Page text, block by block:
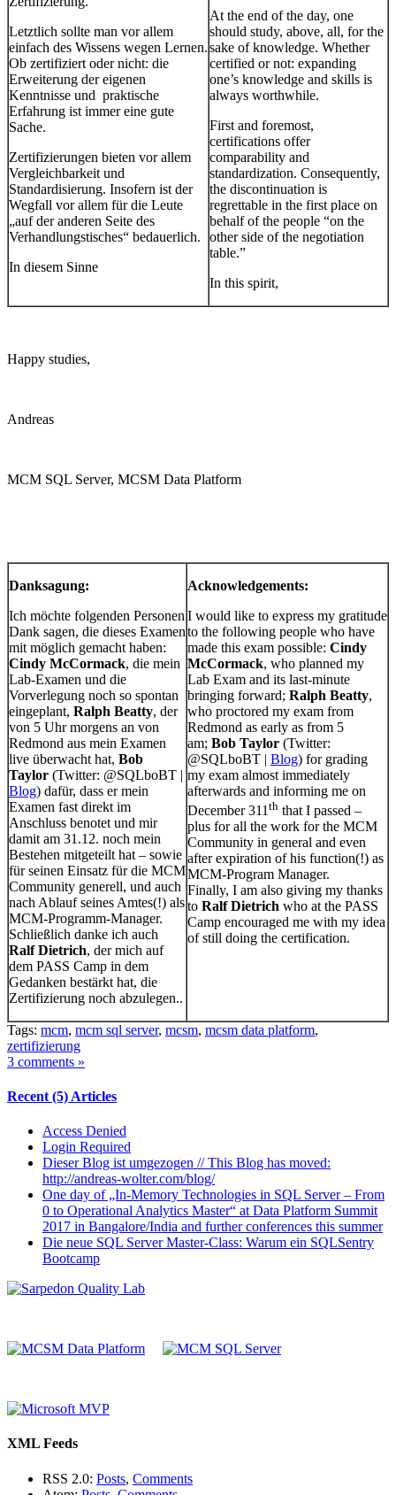
Letztlich sollte man vor allem
einfach des Wissens wegen Lernen.
Ob zertifiziert oder nicht: die
Erweiterung der eigenen
Kenntnisse und praktische
Erfahrung ist immer eine gute
Sache.
Zertifizierungen bieten vor allem
Vergleichbarkeit und
Standardisierung. Insofern ist der
Wegfall vor allem für die Leute
„auf der anderen Seite des
Verhandlungstisches“ bedauerlich.
In diesem Sinne
At the end of the day, one
should study, above, all, for the
sake of knowledge. Whether
certified or not: expanding
one’s knowledge and skills is
always worthwhile.
First and foremost,
certifications offer
comparability and
standardization. Consequently,
the discontinuation is
regrettable in the first place on
behalf of the people “on the
other side of the negotiation
table.”
In this spirit,
Happy studies,
Andreas
MCM SQL Server, MCSM Data Platform
Danksagung:
Ich möchte folgenden Personen
Dank sagen, die dieses Examen
mit möglich gemacht haben:
Cindy McCormack, die mein
Lab-Examen und die
Vorverlegung noch so spontan
eingeplant, Ralph Beatty, der
von 5 Uhr morgens an von
Redmond aus mein Examen
live überwacht hat, Bob
Taylor (Twitter: @SQLboBT |
Blog) dafür, dass er mein
Examen fast direkt im
Anschluss benotet und mir
damit am 31.12. noch mein
Bestehen mitgeteilt hat – sowie
für seinen Einsatz für die MCM
Community generell, und auch
nach Ablauf seines Amtes(!) als
MCM-Programm-Manager.
Schließlich danke ich auch
Ralf Dietrich, der mich auf
dem PASS Camp in dem
Gedanken bestärkt hat, die
Zertifizierung noch abzulegen..
Acknowledgements:
I would like to express my gratitude
to the following people who have
made this exam possible: Cindy
McCormack, who planned my
Lab Exam and its last-minute
bringing forward; Ralph Beatty,
who proctored my exam from
Redmond as early as from 5
am; Bob Taylor (Twitter:
@SQLboBT | Blog) for grading
my exam almost immediately
afterwards and informing me on
December 311 th that I passed –
plus for all the work for the MCM
Community in general and even
after expiration of his function(!) as
MCM-Program Manager.
Finally, I am also giving my thanks
to Ralf Dietrich who at the PASS
Camp encouraged me with my idea
of still doing the certification.
Tags: mcm, mcm sql server, mcsm, mcsm data platform,
zertifizierung
3 comments »
Recent (5) Articles
Access Denied
Login Required
Dieser Blog ist umgezogen // This Blog has moved:
http://andreas-wolter.com/blog/
One day of „In-Memory Technologies in SQL Server – From
0 to Operational Analytics Master“ at Data Platform Summit
2017 in Bangalore/India and further conferences this summer
Die neue SQL Server Master-Class: Warum ein SQLSentry
Bootcamp
XML Feeds
RSS 2.0: Posts, Comments